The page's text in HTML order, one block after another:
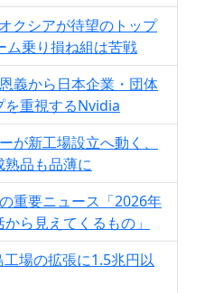
クシアが待望のトップ
ム乗り損ね組は苦戦
義から日本企業・団体
を重視するNvidia
が新工場設立へ動く、
熟品も品薄に
重要ニュース「2026年
ら見えてくるもの」
場の拡張に1.5兆円以